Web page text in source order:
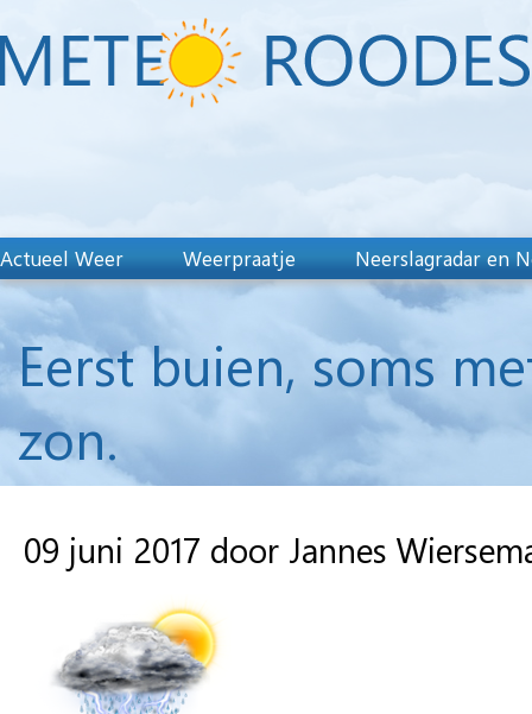
Actueel Weer Weerpraatje Neerslagradar en
Eerst buien, soms
zon.
09 juni 2017 door Jannes